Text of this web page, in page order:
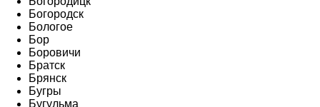
Богородск
Бологое
Бор
Боровичи
Братск
Брянск
Бугры
Бугульма